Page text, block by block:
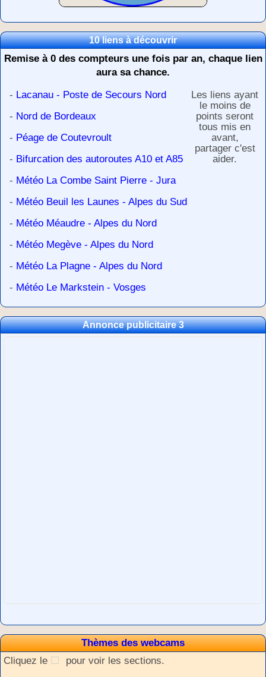
10 liens à découvrir
Remise à 0 des compteurs une fois par an, chaque lien
aura sa chance.
- Lacanau - Poste de Secours Nord
- Nord de Bordeaux
- Péage de Coutevroult
- Bifurcation des autoroutes A10 et A85
- Météo La Combe Saint Pierre - Jura
- Météo Beuil les Launes - Alpes du Sud
- Météo Méaudre - Alpes du Nord
- Météo Megève - Alpes du Nord
- Météo La Plagne - Alpes du Nord
- Météo Le Markstein - Vosges
Les liens ayant
le moins de
points seront
tous mis en
avant,
partager c'est
aider.
Annonce publicitaire 3
Thèmes des webcams
Cliquez le
pour voir les sections.